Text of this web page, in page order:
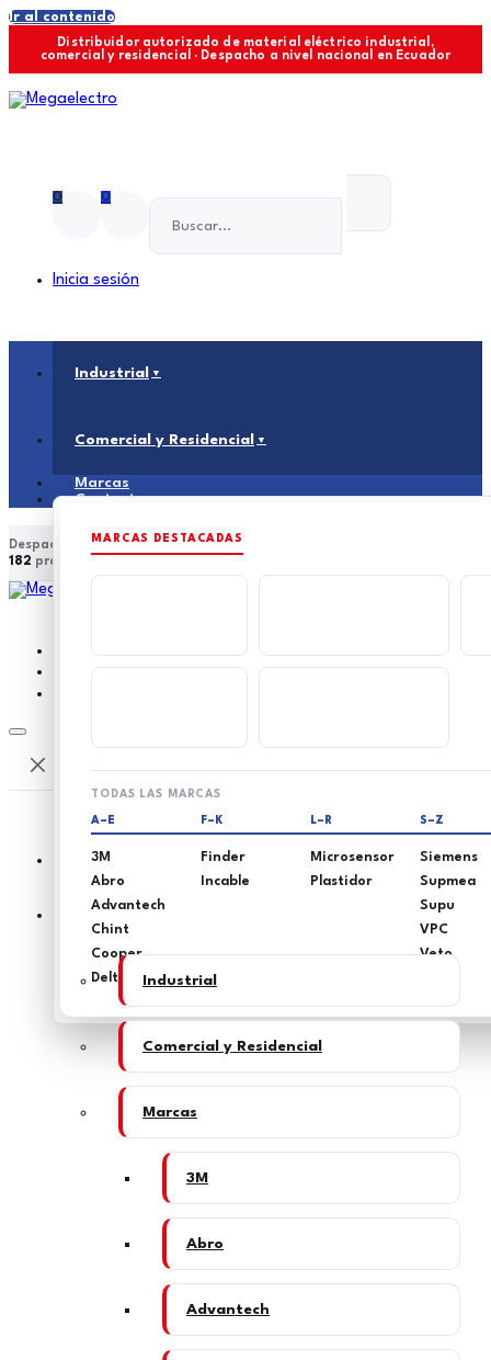
Ir al contenido
Distribuidor autorizado de material eléctrico industrial,
comercial y residencial · Despacho a nivel nacional en Ecuador
0 0
Inicia sesión
Industrial
Comercial y Residencial
Marcas
MARCAS DESTACADAS
TODAS LAS MARCAS
A–E
3M
Abro
Advantech
Chint
Cooper
Delta
F–K
Finder
Incable
L–R
Microsensor
Plastidor
S–Z
Siemens
Supmea
Supu
VPC
Veto
Contacto
Despacho a nivel nacional Asesoría técnica especializada
182 productos en catálogo
Industrial
Comercial y Residencial
Marcas
3M
Abro
Advantech